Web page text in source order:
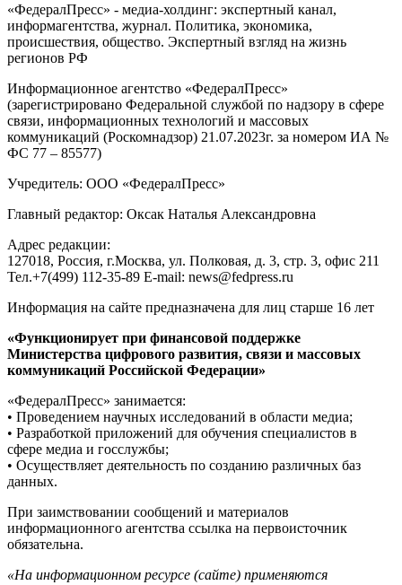
«ФедералПресс» - медиа-холдинг: экспертный канал,
информагентства, журнал. Политика, экономика,
происшествия, общество. Экспертный взгляд на жизнь
регионов РФ
Информационное агентство «ФедералПресс»
(зарегистрировано Федеральной службой по надзору в сфере
связи, информационных технологий и массовых
коммуникаций (Роскомнадзор) 21.07.2023г. за номером ИА №
ФС 77 – 85577)
Учредитель: ООО «ФедералПресс»
Главный редактор: Оксак Наталья Александровна
Адрес редакции:
127018, Россия, г.Москва, ул. Полковая, д. 3, стр. 3, офис 211
Тел.+7(499) 112-35-89 E-mail: news@fedpress.ru
Информация на сайте предназначена для лиц старше 16 лет
«Функционирует при финансовой поддержке
Министерства цифрового развития, связи и массовых
коммуникаций Российской Федерации»
«ФедералПресс» занимается:
• Проведением научных исследований в области медиа;
• Разработкой приложений для обучения специалистов в
сфере медиа и госслужбы;
• Осуществляет деятельность по созданию различных баз
данных.
При заимствовании сообщений и материалов
информационного агентства ссылка на первоисточник
обязательна.
«На информационном ресурсе (сайте) применяются